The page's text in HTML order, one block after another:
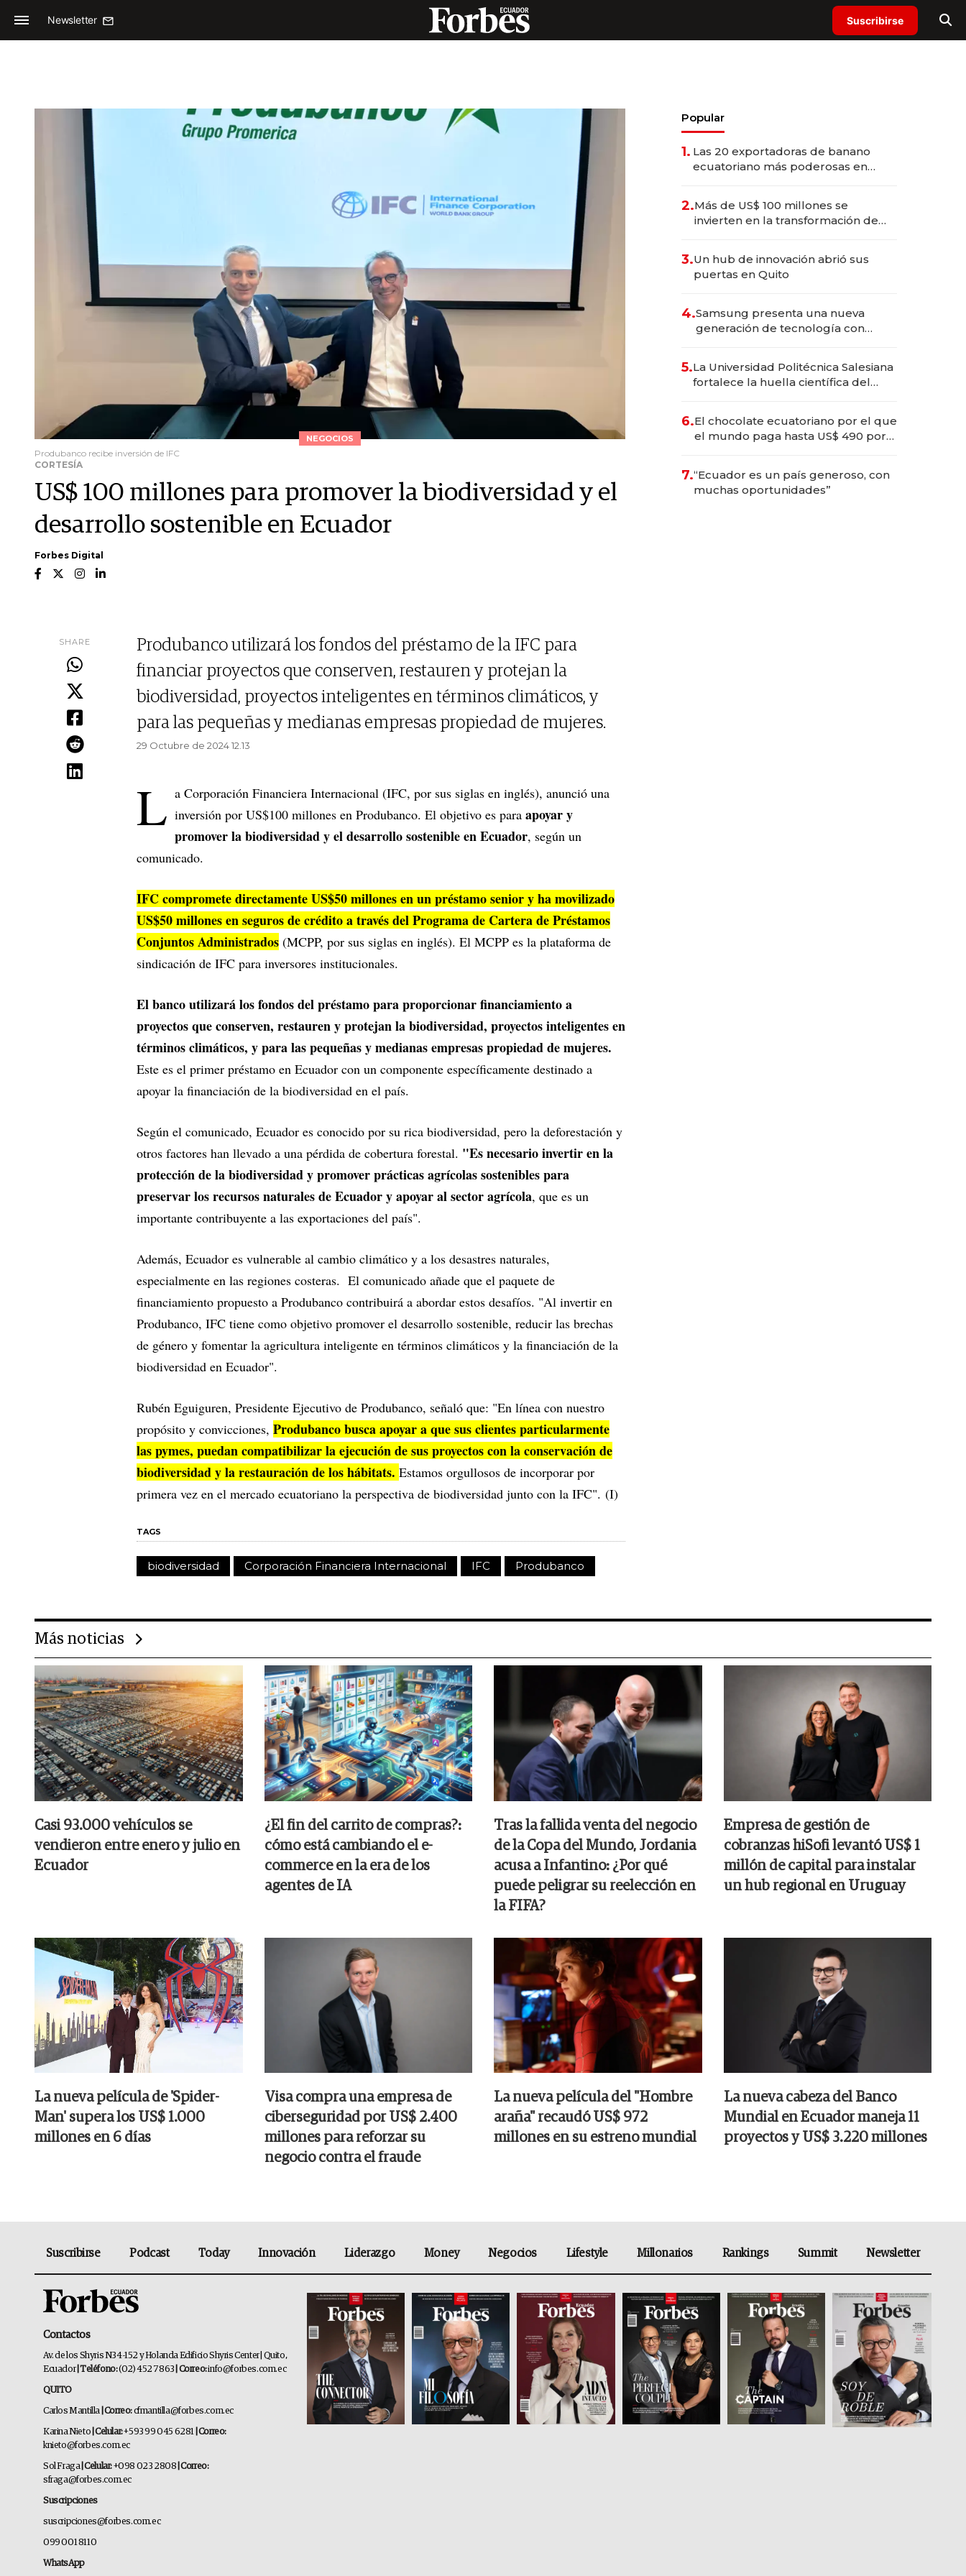
Newsletter Suscribirse
NEGOCIOS
Produbanco recibe inversión de IFC
CORTESÍA
US$ 100 millones para promover la biodiversidad y el
desarrollo sostenible en Ecuador
Forbes Digital
SHARE
Produbanco utilizará los fondos del préstamo de la IFC para
financiar proyectos que conserven, restauren y protejan la
biodiversidad, proyectos inteligentes en términos climáticos, y
para las pequeñas y medianas empresas propiedad de mujeres.
29 Octubre de 2024 12.13
L a Corporación Financiera Internacional (IFC, por sus siglas en inglés), anunció una
inversión por US$100 millones en Produbanco. El objetivo es para apoyar y
promover la biodiversidad y el desarrollo sostenible en Ecuador, según un
comunicado.
IFC compromete directamente US$50 millones en un préstamo senior y ha movilizado
US$50 millones en seguros de crédito a través del Programa de Cartera de Préstamos
Conjuntos Administrados (MCPP, por sus siglas en inglés). El MCPP es la plataforma de
sindicación de IFC para inversores institucionales.
El banco utilizará los fondos del préstamo para proporcionar financiamiento a
proyectos que conserven, restauren y protejan la biodiversidad, proyectos inteligentes en
términos climáticos, y para las pequeñas y medianas empresas propiedad de mujeres.
Este es el primer préstamo en Ecuador con un componente específicamente destinado a
apoyar la financiación de la biodiversidad en el país.
Según el comunicado, Ecuador es conocido por su rica biodiversidad, pero la deforestación y
otros factores han llevado a una pérdida de cobertura forestal. "Es necesario invertir en la
protección de la biodiversidad y promover prácticas agrícolas sostenibles para
preservar los recursos naturales de Ecuador y apoyar al sector agrícola, que es un
importante contribuyente a las exportaciones del país".
Además, Ecuador es vulnerable al cambio climático y a los desastres naturales,
especialmente en las regiones costeras. El comunicado añade que el paquete de
financiamiento propuesto a Produbanco contribuirá a abordar estos desafíos. "Al invertir en
Produbanco, IFC tiene como objetivo promover el desarrollo sostenible, reducir las brechas
de género y fomentar la agricultura inteligente en términos climáticos y la financiación de la
biodiversidad en Ecuador".
Rubén Eguiguren, Presidente Ejecutivo de Produbanco, señaló que: "En línea con nuestro
propósito y convicciones, Produbanco busca apoyar a que sus clientes particularmente
las pymes, puedan compatibilizar la ejecución de sus proyectos con la conservación de
biodiversidad y la restauración de los hábitats. Estamos orgullosos de incorporar por
primera vez en el mercado ecuatoriano la perspectiva de biodiversidad junto con la IFC". (I)
TAGS
biodiversidad Corporación Financiera Internacional IFC Produbanco
Popular
1. Las 20 exportadoras de banano
ecuatoriano más poderosas en
2.Más de US$ 100 millones se
invierten en la transformación de
3.Un hub de innovación abrió sus
puertas en Quito
4.Samsung presenta una nueva
generación de tecnología con
5.La Universidad Politécnica Salesiana
fortalece la huella científica del
6.El chocolate ecuatoriano por el que
el mundo paga hasta US$ 490 por
7.“Ecuador es un país generoso, con
muchas oportunidades”
Más noticias
Casi 93.000 vehículos se
vendieron entre enero y julio en
Ecuador
¿El fin del carrito de compras?:
cómo está cambiando el e-
commerce en la era de los
agentes de IA
Tras la fallida venta del negocio
de la Copa del Mundo, Jordania
acusa a Infantino: ¿Por qué
puede peligrar su reelección en
la FIFA?
Empresa de gestión de
cobranzas hiSofi levantó US$ 1
millón de capital para instalar
un hub regional en Uruguay
La nueva película de 'Spider-
Man' supera los US$ 1.000
millones en 6 días
Visa compra una empresa de
ciberseguridad por US$ 2.400
millones para reforzar su
negocio contra el fraude
La nueva película del "Hombre
araña" recaudó US$ 972
millones en su estreno mundial
La nueva cabeza del Banco
Mundial en Ecuador maneja 11
proyectos y US$ 3.220 millones
Suscribirse Podcast Today Innovación Liderazgo Money Negocios Lifestyle Millonarios Rankings Summit Newsletter
Contactos
Av. de los Shyris N34-152 y Holanda Edificio Shyris Center | Quito,
Ecuador | Teléfono:(02) 452 7863 | Correo:info@forbes.com.ec
QUITO
Carlos Mantilla | Correo:cfmantilla@forbes.com.ec
Karina Nieto | Celular:+593 99 045 6281 | Correo:
knieto@forbes.com.ec
Sol Fraga| Celular:+098 023 2808 | Correo:
sfraga@forbes.com.ec
Suscripciones
suscripciones@forbes.com.ec
099 001 8110
WhatsApp